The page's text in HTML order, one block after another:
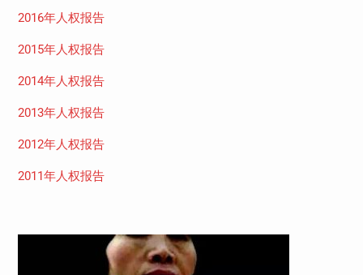
2016年人权报告
2015年人权报告
2014年人权报告
2013年人权报告
2012年人权报告
2011年人权报告